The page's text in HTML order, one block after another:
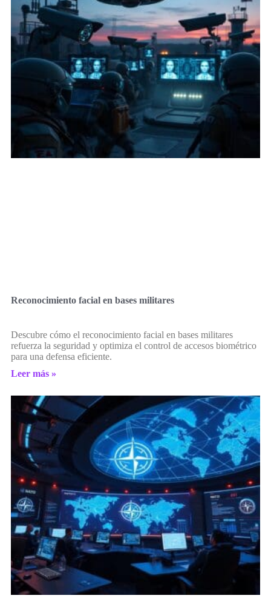
Reconocimiento facial en bases militares
Descubre cómo el reconocimiento facial en bases militares
refuerza la seguridad y optimiza el control de accesos biométrico
para una defensa eficiente.
Leer más »